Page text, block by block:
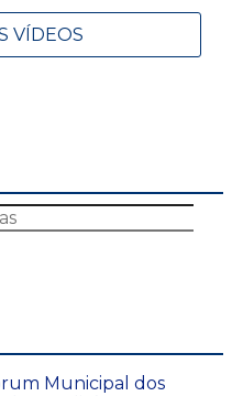
VÍDEOS
Municipal dos